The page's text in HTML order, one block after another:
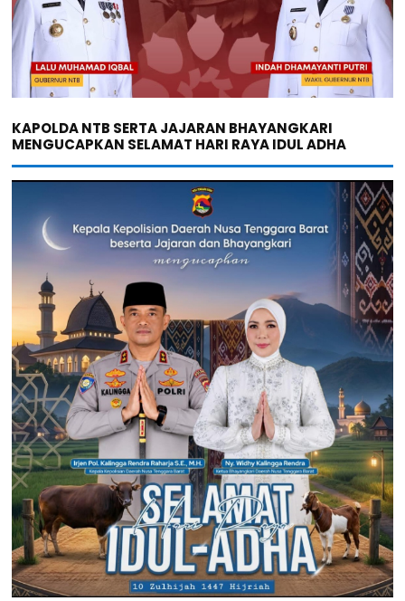
KAPOLDA NTB SERTA JAJARAN BHAYANGKARI
MENGUCAPKAN SELAMAT HARI RAYA IDUL ADHA